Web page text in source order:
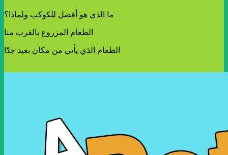
ما الذي هو أفضل للكوكب ولماذا؟
الطعام المزروع بالقرب منا
الطعام الذي يأتي من مكان بعيد جدًا